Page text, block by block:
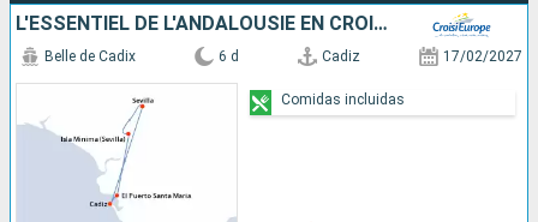
L'ESSENTIEL DE L'ANDALOUSIE EN CROISIÈRE: SÉVILLE, CADIX ET VILLAGES ANDALOUS ; LA DOUCEUR DE VIVRE ESPAGNOLE
Belle de Cadix 6 d Cadiz 17/02/2027
Comidas incluidas